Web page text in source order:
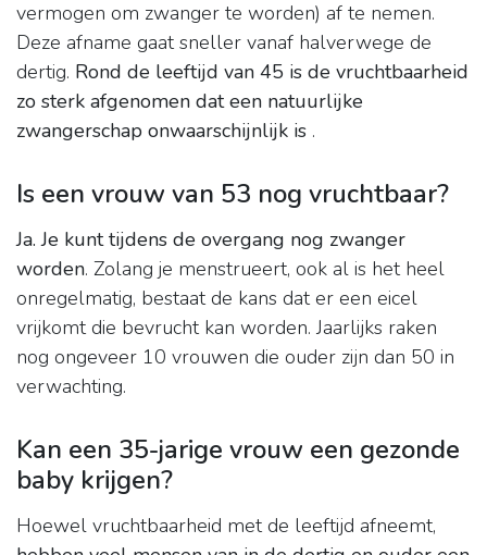
vermogen om zwanger te worden) af te nemen.
Deze afname gaat sneller vanaf halverwege de
dertig. Rond de leeftijd van 45 is de vruchtbaarheid
zo sterk afgenomen dat een natuurlijke
zwangerschap onwaarschijnlijk is .
Is een vrouw van 53 nog vruchtbaar?
Ja. Je kunt tijdens de overgang nog zwanger
worden. Zolang je menstrueert, ook al is het heel
onregelmatig, bestaat de kans dat er een eicel
vrijkomt die bevrucht kan worden. Jaarlijks raken
nog ongeveer 10 vrouwen die ouder zijn dan 50 in
verwachting.
Kan een 35-jarige vrouw een gezonde
baby krijgen?
Hoewel vruchtbaarheid met de leeftijd afneemt,